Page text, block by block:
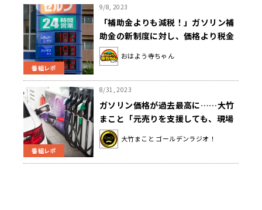
番組レポ
9/8, 2023
「補助金よりも減税！」ガソリン補
助金の新制度に対し、価格より税金
の高さを問題視
おはよう寺ちゃん
番組レポ
8/31, 2023
ガソリン価格が過去最高に……大竹
まこと「元売りを支援しても、現場
はガソリンスタンドなわけだよね」
大竹まこと ゴールデンラジオ！